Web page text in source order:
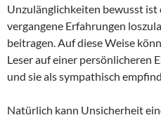
Unzulänglichkeiten bewusst ist
vergangene Erfahrungen
beitragen. Auf diese Weise
Leser auf einer persönlicheren
und sie als sympathisch
Natürlich kann Unsicherheit